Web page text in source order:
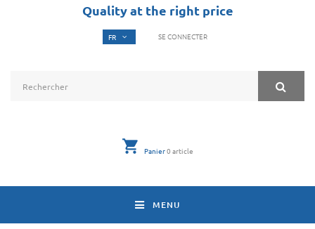
Quality at the right price
SE CONNECTER
Panier0 article
MENU